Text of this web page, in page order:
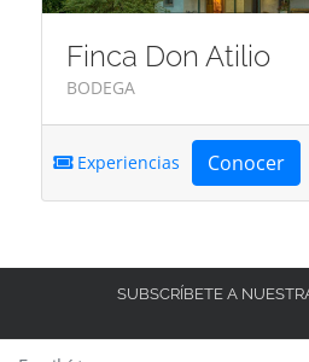
Finca Don Atilio
BODEGA
Experiencias Conocer
SUBSCRÍBETE A